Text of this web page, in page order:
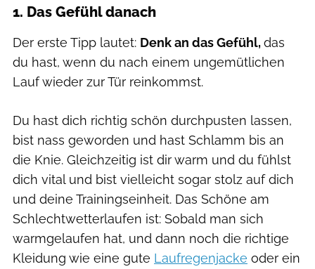
1. Das Gefühl danach
Der erste Tipp lautet: Denk an das Gefühl,das
du hast, wenn du nach einem ungemütlichen
Lauf wieder zur Tür reinkommst.
Du hast dich richtig schön durchpusten lassen,
bist nass geworden und hast Schlamm bis an
die Knie. Gleichzeitig ist dir warm und du fühlst
dich vital und bist vielleicht sogar stolz auf dich
und deine Trainingseinheit. Das Schöne am
Schlechtwetterlaufen ist: Sobald man sich
warmgelaufen hat, und dann noch die richtige
Kleidung wie eine gute Laufregenjacke oder ein